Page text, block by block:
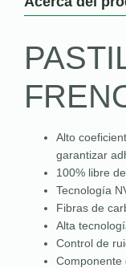
Alto
garantizar
100% libre
Tecnología
Fibras de
Alta
Control de
Componente